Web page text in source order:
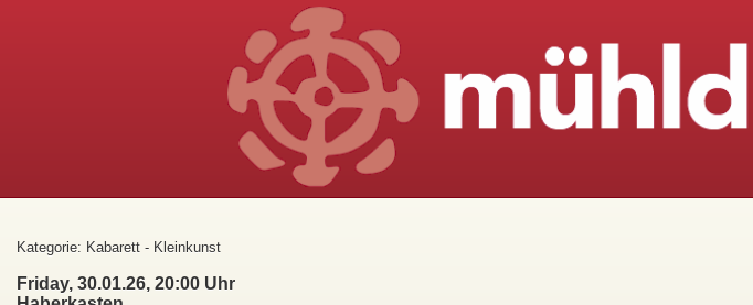
Kategorie: Kabarett - Kleinkunst
Friday, 30.01.26, 20:00 Uhr